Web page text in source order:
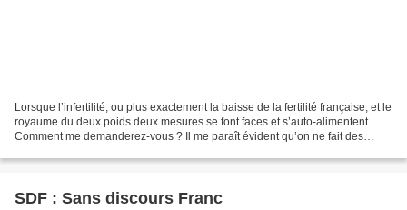
Lorsque l’infertilité, ou plus exactement la baisse de la fertilité française, et le
royaume du deux poids deux mesures se font faces et s’auto-alimentent.
Comment me demanderez-vous ? Il me paraît évident qu’on ne fait des
SDF : Sans discours Franc